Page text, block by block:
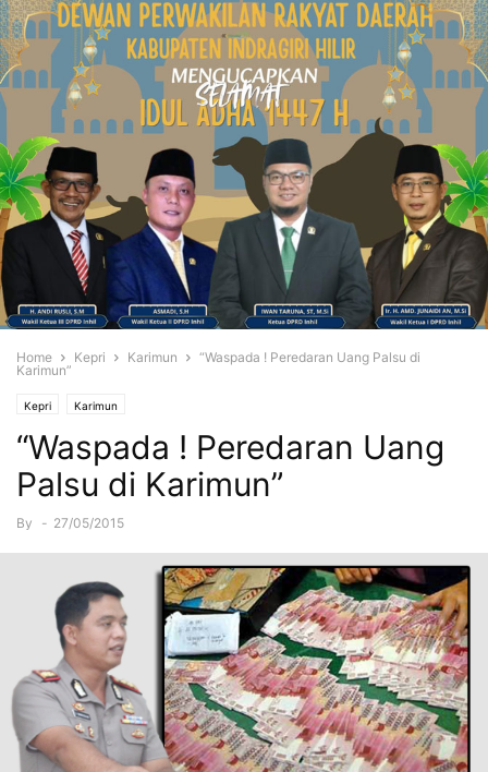
Home Kepri Karimun
“Waspada ! Peredaran Uang Palsu di
Karimun”
Kepri Karimun
“Waspada ! Peredaran Uang
Palsu di Karimun”
By - 27/05/2015